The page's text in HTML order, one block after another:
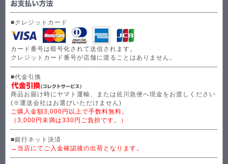
■クレジットカード
カード番号は暗号化されて送信されます。
クレジットカード番号が店舗に渡ることはありません。
■代金引換
商品お届け時にヤマト運輸、または佐川急便へ現金をお渡しください
(※運送会社はお選びいただけません)
ご購入金額3,000円以上で手数料無料。
（3,000円未満は330円ご負担です。）
■銀行ネット決済
→当店にてご入金確認後の出荷となります。